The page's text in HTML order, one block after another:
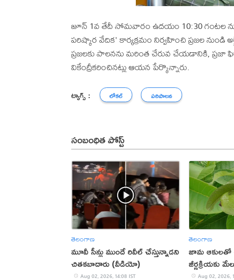
జూన్ 1వ తేదీ సోమవారం ఉదయం 10:30 గంటల
పరిష్కార వేదిక' కార్యక్రమం నిర్వహించి ప్రజల నుండి
ప్రజలకు పాలనను మరింత చేరువ చేయడానికి, ప్రజా
వికేంద్రీకరించినట్లు ఆయన పేర్కొన్నారు.
ట్యాగ్స్ : లోకల్ పరిపాలన
సంబంధిత పోస్ట్
తెలంగాణ
మూవీ సీన్లు ముందే రివీల్ చేస్తున్నాడని
చితకబాదారు (వీడియో)
Aug 02, 2026, 14:08 IST
తెలంగాణ
జామ ఆకులతో
జీర్ణక్రియకు
Aug 02, 2026,